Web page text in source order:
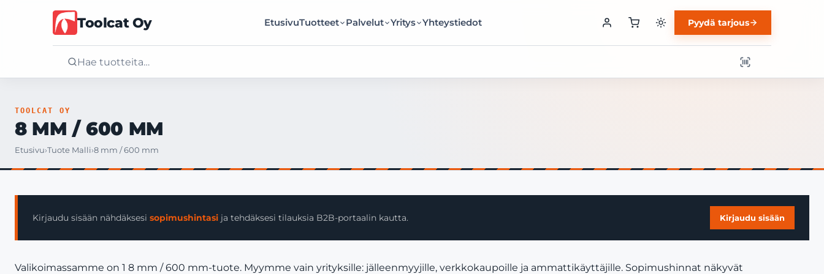
Toolcat Oy EtusivuTuotteet Palvelut Yritys Yhteystiedot Pyydä tarjous
Tuotteet
Yritys
TOOLCAT OY
8 MM / 600 MM
Etusivu›Tuote Malli›8 mm / 600 mm
Kirjaudu sisään nähdäksesi sopimushintasi ja tehdäksesi tilauksia B2B-portaalin kautta. Kirjaudu sisään
Valikoimassamme on 1 8 mm / 600 mm-tuote. Myymme vain yrityksille: jälleenmyyjille, verkkokaupoille ja ammattikäyttäjille. Sopimushinnat näkyvät